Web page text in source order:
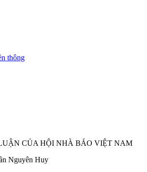
thông
CỦA HỘI NHÀ BÁO VIỆT NAM
Nguyên Huy